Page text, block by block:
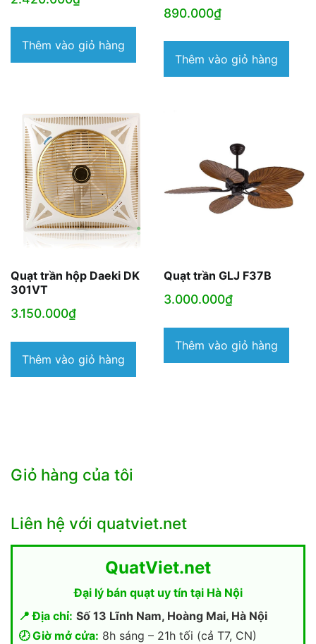
Thêm vào giỏ hàng
890.000₫
Thêm vào giỏ hàng
Quạt trần hộp Daeki DK
301VT
3.150.000₫
Thêm vào giỏ hàng
Quạt trần GLJ F37B
3.000.000₫
Thêm vào giỏ hàng
Giỏ hàng của tôi
Liên hệ với quatviet.net
QuatViet.net
Đại lý bán quạt uy tín tại Hà Nội
📍 Địa chỉ: Số 13 Lĩnh Nam, Hoàng Mai, Hà Nội
🕗 Giờ mở cửa: 8h sáng – 21h tối (cả T7, CN)